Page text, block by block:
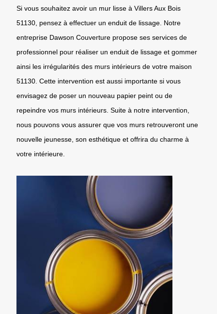
Si vous souhaitez avoir un mur lisse à Villers Aux Bois
51130, pensez à effectuer un enduit de lissage. Notre
entreprise Dawson Couverture propose ses services de
professionnel pour réaliser un enduit de lissage et gommer
ainsi les irrégularités des murs intérieurs de votre maison
51130. Cette intervention est aussi importante si vous
envisagez de poser un nouveau papier peint ou de
repeindre vos murs intérieurs. Suite à notre intervention,
nous pouvons vous assurer que vos murs retrouveront une
nouvelle jeunesse, son esthétique et offrira du charme à
votre intérieure.